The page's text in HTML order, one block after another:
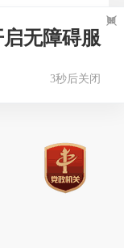
无障碍服
3秒后关闭
